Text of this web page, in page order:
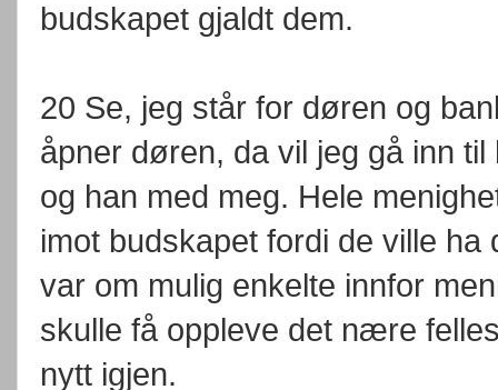
budskapet gjaldt dem.
20 Se, jeg står for døren og
åpner døren, da vil jeg gå inn
og han med meg. Hele
imot budskapet fordi de ville
var om mulig enkelte innfor
skulle få oppleve det nære
nytt igjen.